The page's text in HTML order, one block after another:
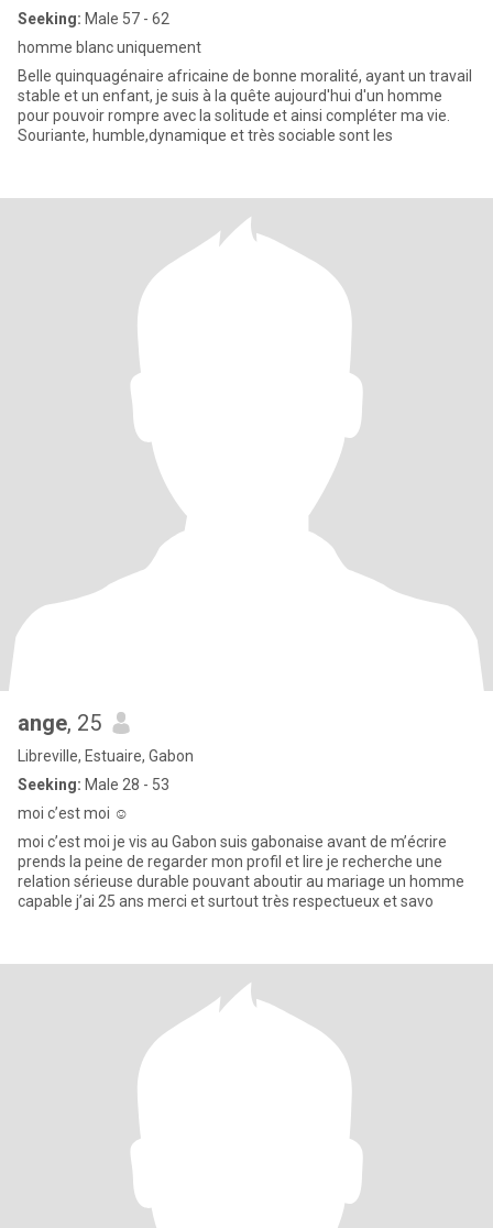
Seeking: Male 57 - 62
homme blanc uniquement
Belle quinquagénaire africaine de bonne moralité, ayant un travail
stable et un enfant, je suis à la quête aujourd'hui d'un homme
pour pouvoir rompre avec la solitude et ainsi compléter ma vie.
Souriante, humble,dynamique et très sociable sont les
ange, 25
Libreville, Estuaire, Gabon
Seeking: Male 28 - 53
moi c’est moi ☺️
moi c’est moi je vis au Gabon suis gabonaise avant de m’écrire
prends la peine de regarder mon profil et lire je recherche une
relation sérieuse durable pouvant aboutir au mariage un homme
capable j’ai 25 ans merci et surtout très respectueux et savo